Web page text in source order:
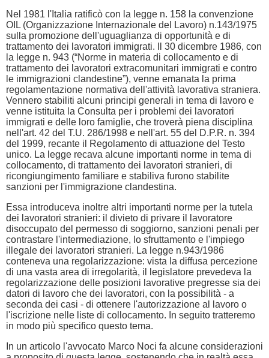
Nel 1981 l'Italia ratificò con la legge n. 158 la convenzione
OIL (Organizzazione Internazionale del Lavoro) n.143/1975
sulla promozione dell'uguaglianza di opportunità e di
trattamento dei lavoratori immigrati. Il 30 dicembre 1986, con
la legge n. 943 (“Norme in materia di collocamento e di
trattamento dei lavoratori extracomunitari immigrati e contro
le immigrazioni clandestine”), venne emanata la prima
regolamentazione normativa dell'attività lavorativa straniera.
Vennero stabiliti alcuni principi generali in tema di lavoro e
venne istituita la Consulta per i problemi dei lavoratori
immigrati e delle loro famiglie, che troverà piena disciplina
nell'art. 42 del T.U. 286/1998 e nell'art. 55 del D.P.R. n. 394
del 1999, recante il Regolamento di attuazione del Testo
unico. La legge recava alcune importanti norme in tema di
collocamento, di trattamento dei lavoratori stranieri, di
ricongiungimento familiare e stabiliva furono stabilite
sanzioni per l'immigrazione clandestina.
Essa introduceva inoltre altri importanti norme per la tutela
dei lavoratori stranieri: il divieto di privare il lavoratore
disoccupato del permesso di soggiorno, sanzioni penali per
contrastare l'intermediazione, lo sfruttamento e l'impiego
illegale dei lavoratori stranieri. La legge n.943/1986
conteneva una regolarizzazione: vista la diffusa percezione
di una vasta area di irregolarità, il legislatore prevedeva la
regolarizzazione delle posizioni lavorative pregresse sia dei
datori di lavoro che dei lavoratori, con la possibilità - a
seconda dei casi - di ottenere l'autorizzazione al lavoro o
l'iscrizione nelle liste di collocamento. In seguito tratteremo
in modo più specifico questo tema.
In un articolo l'avvocato Marco Noci fa alcune considerazioni